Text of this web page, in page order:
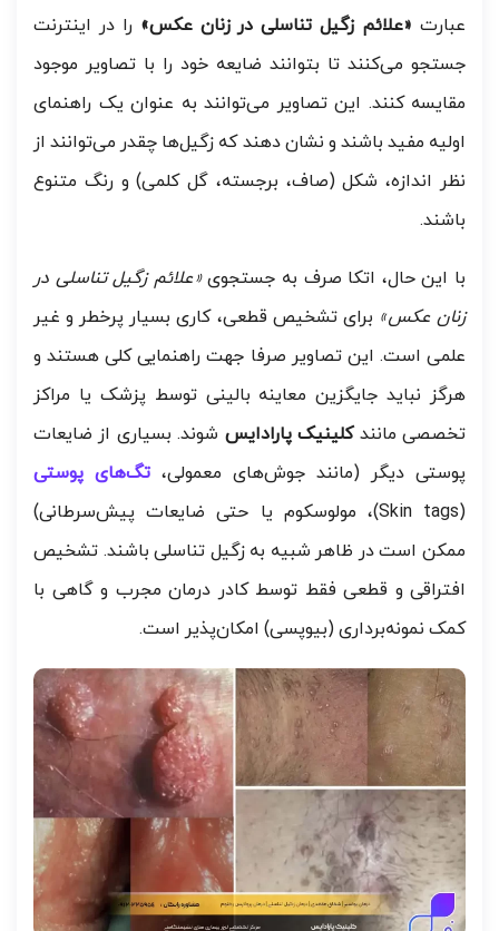
عبارت «علائم زگیل تناسلی در زنان عکس» را در اینترنت
جستجو می‌کنند تا بتوانند ضایعه خود را با تصاویر موجود
مقایسه کنند. این تصاویر می‌توانند به عنوان یک راهنمای
اولیه مفید باشند و نشان دهند که زگیل‌ها چقدر می‌توانند از
نظر اندازه، شکل (صاف، برجسته، گل کلمی) و رنگ متنوع
باشند.
با این حال، اتکا صرف به جستجوی«علائم زگیل تناسلی در
زنان عکس» برای تشخیص قطعی، کاری بسیار پرخطر و غیر
علمی است. این تصاویر صرفا جهت راهنمایی کلی هستند و
هرگز نباید جایگزین معاینه بالینی توسط پزشک یا مراکز
تخصصی مانندکلینیک پارادایس شوند. بسیاری از ضایعات
پوستی دیگر (مانند جوش‌های معمولی، تگ‌های پوستی
(Skin tags)، مولوسکوم یا حتی ضایعات پیش‌سرطانی)
ممکن است در ظاهر شبیه به زگیل تناسلی باشند. تشخیص
افتراقی و قطعی فقط توسط کادر درمان مجرب و گاهی با
کمک نمونه‌برداری (بیوپسی) امکان‌پذیر است.